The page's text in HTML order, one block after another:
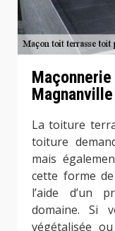
Magnanville
La toiture
toiture
mais
cette forme
l’aide d’un
domaine. Si
végétalisée